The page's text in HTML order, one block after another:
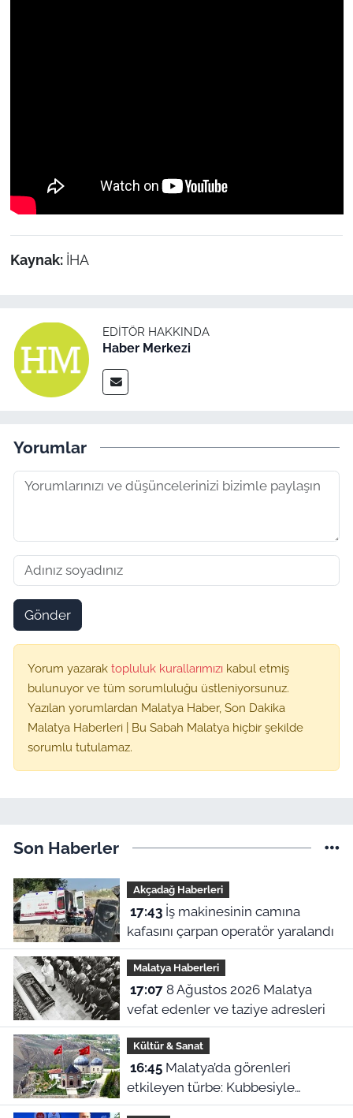
Kaynak: İHA
EDITÖR HAKKINDA
Haber Merkezi
Yorumlar
Gönder
Yorum yazarak topluluk kurallarımızı kabul etmiş
bulunuyor ve tüm sorumluluğu üstleniyorsunuz.
Yazılan yorumlardan Malatya Haber, Son Dakika
Malatya Haberleri | Bu Sabah Malatya hiçbir şekilde
sorumlu tutulamaz.
Son Haberler
Akçadağ Haberleri
17:43İş makinesinin camına
kafasını çarpan operatör yaralandı
Malatya Haberleri
17:078 Ağustos 2026 Malatya
vefat edenler ve taziye adresleri
Kültür & Sanat
16:45Malatya’da görenleri
etkileyen türbe: Kubbesiyle
Kerbela’yı hatırlatıyor